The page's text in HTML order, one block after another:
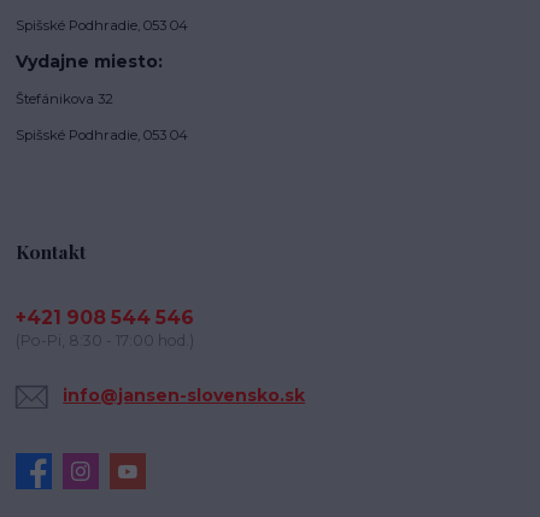
Spišské Podhradie, 053 04
Vydajne miesto:
Štefánikova 32
Spišské Podhradie, 053 04
Kontakt
+421 908 544 546
(Po-Pi, 8:30 - 17:00 hod.)
info@jansen-slovensko.sk